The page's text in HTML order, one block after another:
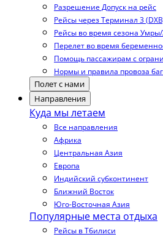
Разрешение Допуск на рейс
Рейсы через Терминал 3
Рейсы во время сезона
Перелет во время
Помощь пассажирам с
Нормы и правила провоза
Полет с нами
Направления
Куда мы летаем
Все направления
Африка
Центральная Азия
Европа
Индийский субконтинент
Ближний Восток
Юго-Восточная Азия
Популярные места отдыха
Рейсы в Тбилиси